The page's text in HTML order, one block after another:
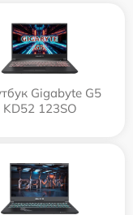
Gigabyte G5
KD52 123SO